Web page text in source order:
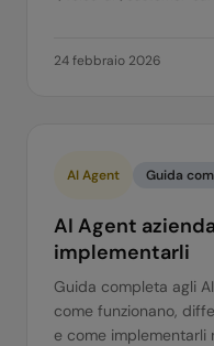
24 febbraio 2026
AI Agent Guida
AI Agent
implementarli
Guida completa agli
come funzionano,
e come implementarli